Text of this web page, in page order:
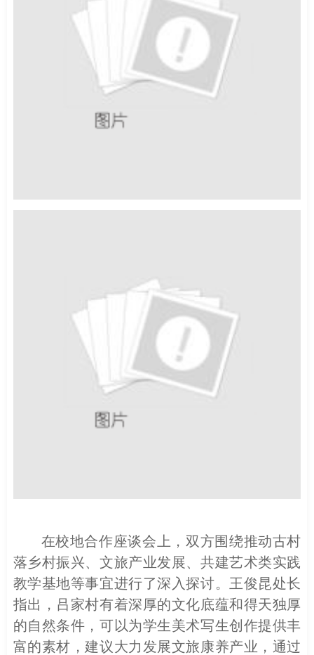
在校地合作座谈会上，双方围绕推动古村
落乡村振兴、文旅产业发展、共建艺术类实践
教学基地等事宜进行了深入探讨。王俊昆处长
指出 ， 吕家村有着深厚的文化底蕴和得天独厚
的自然条件， 可以为学生美术写生创作提供丰
富的素材 ，建议大力发展文旅康养产业，通过